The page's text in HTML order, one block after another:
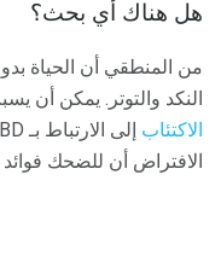
هل هناك أي بحث؟
من المنطقي أن الحياة
النكد والتوتر. يمكن أن
الاكتئاب
الافتراض أن للضحك